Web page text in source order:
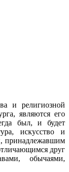
и религиозной
являются его
был, и будет
искусство и
принадлежавшим
друг
обычаями,